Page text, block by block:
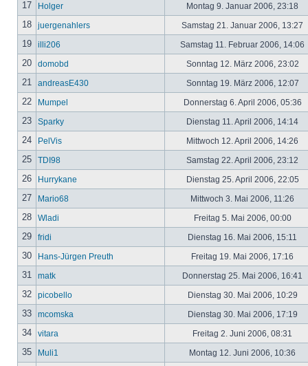
17 Holger Montag 9. Januar 2006, 23:18
18 juergenahlers Samstag 21. Januar 2006, 13:27
19 illi206 Samstag 11. Februar 2006, 14:06
20 domobd Sonntag 12. März 2006, 23:02
21 andreasE430 Sonntag 19. März 2006, 12:07
22 Mumpel Donnerstag 6. April 2006, 05:36
23 Sparky Dienstag 11. April 2006, 14:14
24 PelVis Mittwoch 12. April 2006, 14:26
25 TDI98 Samstag 22. April 2006, 23:12
26 Hurrykane Dienstag 25. April 2006, 22:05
27 Mario68 Mittwoch 3. Mai 2006, 11:26
28 Wladi Freitag 5. Mai 2006, 00:00
29 fridi Dienstag 16. Mai 2006, 15:11
30 Hans-Jürgen Preuth Freitag 19. Mai 2006, 17:16
31 matk Donnerstag 25. Mai 2006, 16:41
32 picobello Dienstag 30. Mai 2006, 10:29
33 mcomska Dienstag 30. Mai 2006, 17:19
34 vitara Freitag 2. Juni 2006, 08:31
35 Muli1 Montag 12. Juni 2006, 10:36